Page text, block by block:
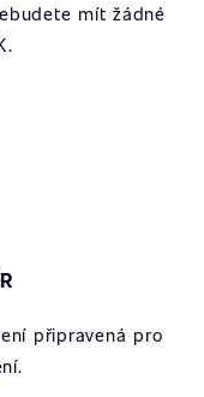
mít žádné
připravená pro